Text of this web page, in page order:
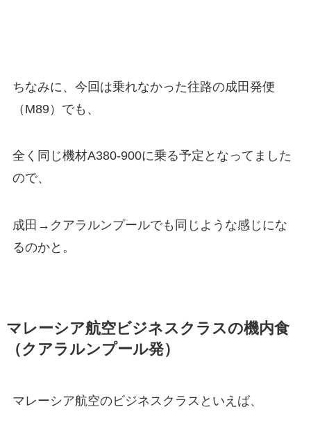
ちなみに、今回は乗れなかった往路の成田発便
（M89）でも、
全く同じ機材A380-900に乗る予定となってました
ので、
成田→クアラルンプールでも同じような感じにな
るのかと。
マレーシア航空ビジネスクラスの機内食
（クアラルンプール発）
マレーシア航空のビジネスクラスといえば、